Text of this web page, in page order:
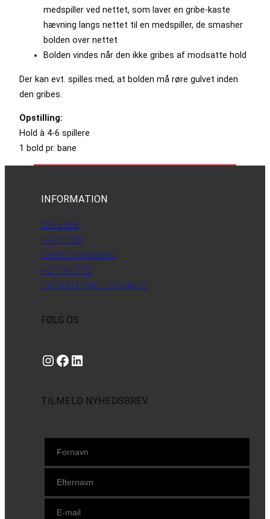
medspiller ved nettet, som laver en gribe-kaste
hævning langs nettet til en medspiller, de smasher
bolden over nettet
Bolden vindes når den ikke gribes af modsatte hold
Der kan evt. spilles med, at bolden må røre gulvet inden
den gribes.
Opstilling:
Hold à 4-6 spillere
1 bold pr. bane
INFORMATION
NYHEDER
KALENDER
VÆRKTØJSKASSEN
KONTAKT OS
OM VOLLEYBALL DANMARK
FØLG OS
Instagram https://www.facebook.com/danishbeachvolleytour LinkedIn
TILMELD NYHEDSBREV